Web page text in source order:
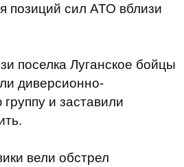
позиций сил АТО вблизи
поселка Луганское бойцы
диверсионно-
и заставили
вели обстрел